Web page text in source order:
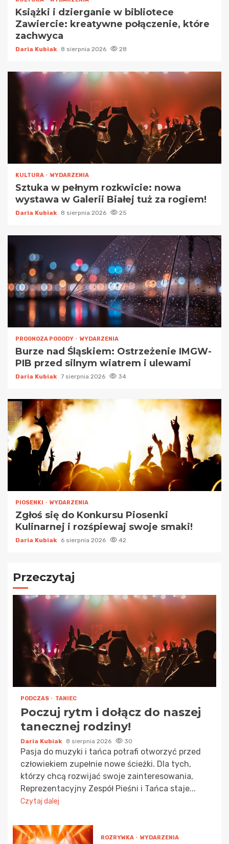
Książki i dzierganie w bibliotece
Zawiercie: kreatywne połączenie, które
zachwyca
Daria Kubiak 8 sierpnia 2026 28
KULTURA WYDARZENIA
Sztuka w pełnym rozkwicie: nowa
wystawa w Galerii Białej tuż za rogiem!
Daria Kubiak 8 sierpnia 2026 25
PROGNOZA POGODY WYDARZENIA
Burze nad Śląskiem: Ostrzeżenie IMGW-
PIB przed silnym wiatrem i ulewami
Daria Kubiak 7 sierpnia 2026 34
PIOSENKI WYDARZENIA
Zgłoś się do Konkursu Piosenki
Kulinarnej i rozśpiewaj swoje smaki!
Daria Kubiak 6 sierpnia 2026 42
Przeczytaj
PODCZAS TANIEC
Poczuj rytm i dołącz do naszej
tanecznej rodziny!
Daria Kubiak 8 sierpnia 2026 30
Pasja do muzyki i tańca potrafi otworzyć przed
człowiekiem zupełnie nowe ścieżki. Dla tych,
którzy chcą rozwijać swoje zainteresowania,
Reprezentacyjny Zespół Pieśni i Tańca staje...
Czytaj dalej
ROZRYWKA WYDARZENIA